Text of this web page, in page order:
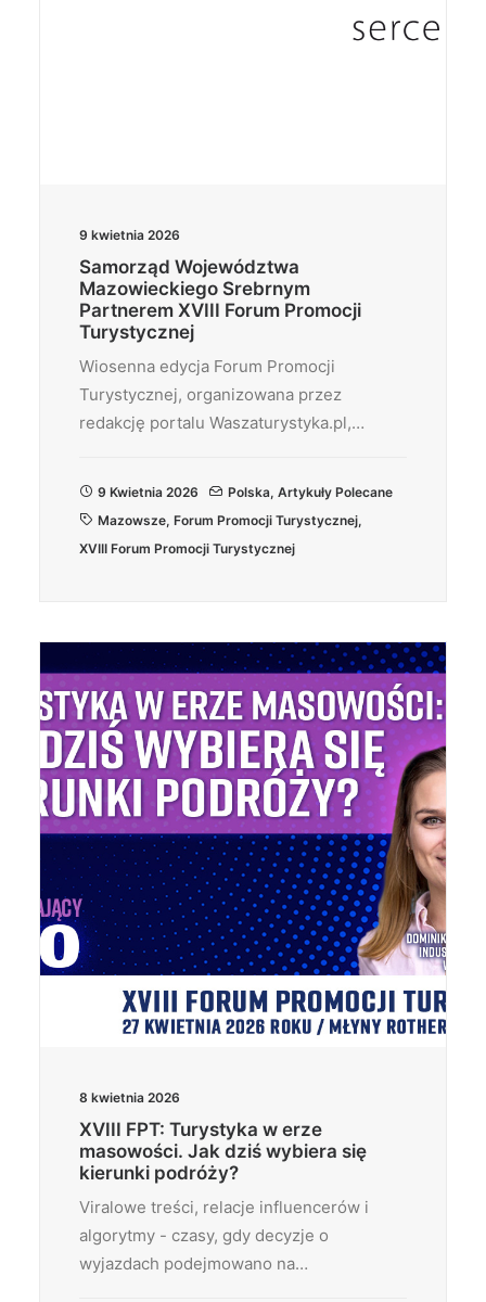
9 kwietnia 2026
Samorząd Województwa
Mazowieckiego Srebrnym
Partnerem XVIII Forum Promocji
Turystycznej
Wiosenna edycja Forum Promocji
Turystycznej, organizowana przez
redakcję portalu Waszaturystyka.pl,…
9 Kwietnia 2026 Polska, Artykuły Polecane
Mazowsze, Forum Promocji Turystycznej,
XVIII Forum Promocji Turystycznej
8 kwietnia 2026
XVIII FPT: Turystyka w erze
masowości. Jak dziś wybiera się
kierunki podróży?
Viralowe treści, relacje influencerów i
algorytmy - czasy, gdy decyzje o
wyjazdach podejmowano na…